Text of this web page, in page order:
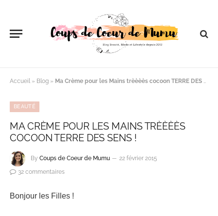
Accueil » Blog » Ma Crème pour les Mains trèèèès cocoon TERRE DES SENS !
BEAUTÉ
MA CRÈME POUR LES MAINS TRÈÈÈÈS
COCOON TERRE DES SENS !
By Coups de Coeur de Mumu
22 février 2015
32 commentaires
Bonjour les Filles !